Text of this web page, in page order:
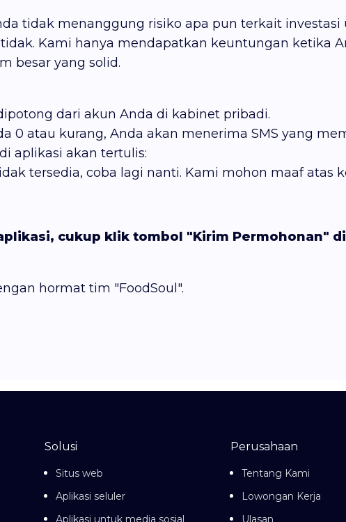
tidak menanggung risiko apa pun terkait
Kami hanya mendapatkan keuntungan ketika
besar yang solid.
dari akun Anda di kabinet pribadi.
0 atau kurang, Anda akan menerima SMS yang
aplikasi akan tertulis:
tersedia, coba lagi nanti. Kami mohon maaf atas
cukup klik tombol "Kirim Permohonan"
hormat tim "FoodSoul".
Solusi
Situs web
Aplikasi seluler
Aplikasi untuk media sosial
Perusahaan
Tentang Kami
Lowongan Kerja
Ulasan